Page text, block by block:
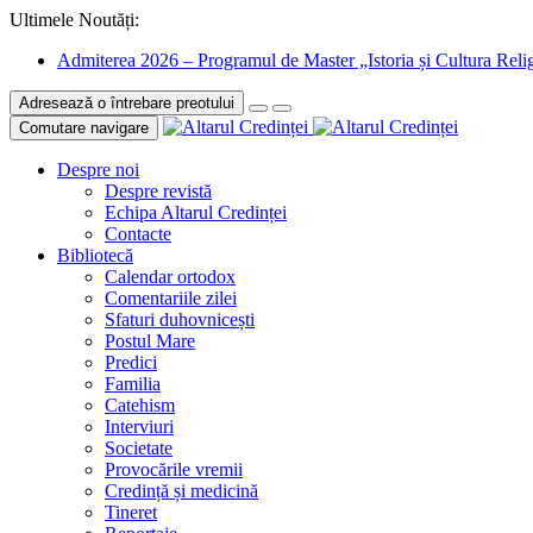
Ultimele Noutăți:
Admiterea 2026 – Programul de Master „Istoria și Cultura
Adresează o întrebare preotului
Comutare navigare
Despre noi
Despre revistă
Echipa Altarul Credinței
Contacte
Bibliotecă
Calendar ortodox
Comentariile zilei
Sfaturi duhovnicești
Postul Mare
Predici
Familia
Catehism
Interviuri
Societate
Provocările vremii
Credință și medicină
Tineret